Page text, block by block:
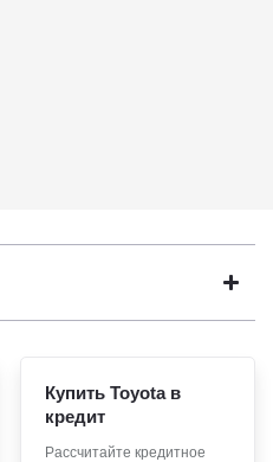
Купить Toyota в
кредит
Рассчитайте кредитное